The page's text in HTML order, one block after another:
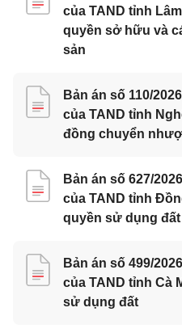
của TAND tỉnh
quyền sở hữu và
sản
Bản án số 110/
của TAND tỉnh
đồng chuyển
Bản án số 627/
của TAND tỉnh
quyền sử dụng đất
Bản án số 499/
của TAND tỉnh Cà
sử dụng đất